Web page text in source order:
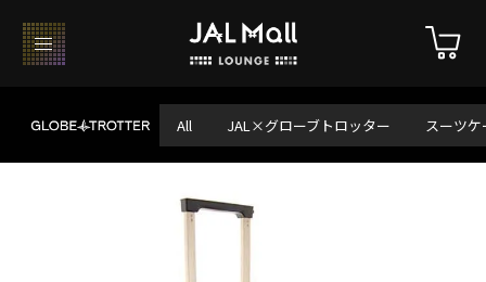
All JAL×グローブトロッター スーツケ